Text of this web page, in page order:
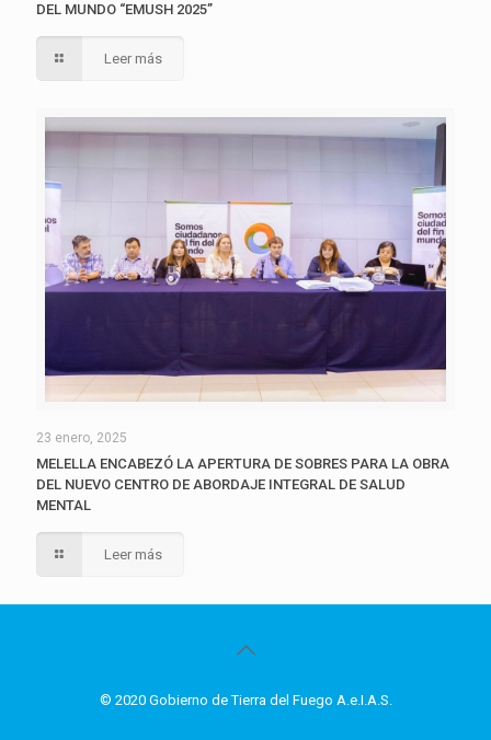
DEL MUNDO “EMUSH 2025”
Leer más
23 enero, 2025
MELELLA ENCABEZÓ LA APERTURA DE SOBRES PARA LA OBRA
DEL NUEVO CENTRO DE ABORDAJE INTEGRAL DE SALUD
MENTAL
Leer más
© 2020 Gobierno de Tierra del Fuego A.e.I.A.S.